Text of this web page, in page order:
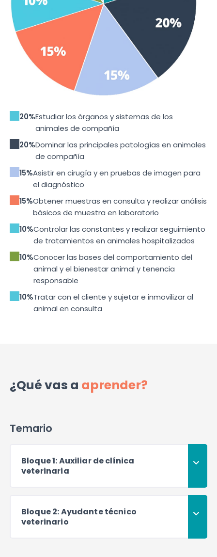
20%Estudiar los órganos y sistemas de los
animales de compañía
20%Dominar las principales patologías en animales
de compañía
15%Asistir en cirugía y en pruebas de imagen para
el diagnóstico
15%Obtener muestras en consulta y realizar análisis
básicos de muestra en laboratorio
10%Controlar las constantes y realizar seguimiento
de tratamientos en animales hospitalizados
10%Conocer las bases del comportamiento del
animal y el bienestar animal y tenencia
responsable
10%Tratar con el cliente y sujetar e inmovilizar al
animal en consulta
¿Qué vas a aprender?
Temario
Bloque 1: Auxiliar de clínica
veterinaria
Bloque 2: Ayudante técnico
veterinario